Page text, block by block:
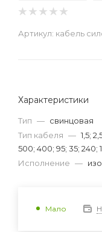
Артикул: кабель
Характеристики
Тип — свинцовая
Тип кабеля — 1,5;
500; 400; 95; 35; 240;
Исполнение —
Мало